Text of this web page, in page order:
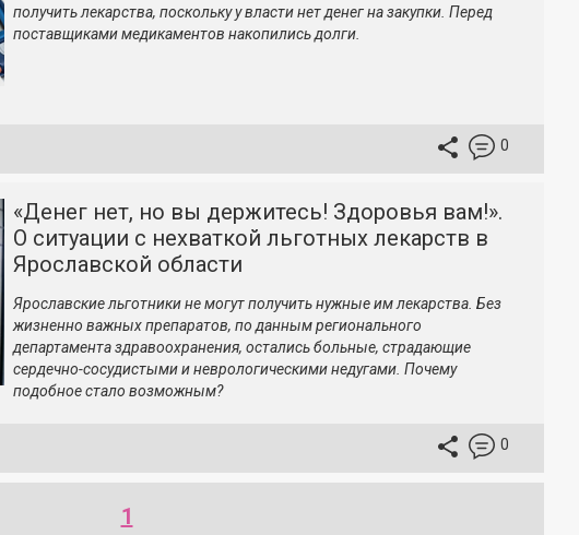
получить лекарства, поскольку у власти нет денег на закупки. Перед
поставщиками медикаментов накопились долги.
0
«Денег нет, но вы держитесь! Здоровья вам!».
О ситуации с нехваткой льготных лекарств в
Ярославской области
Ярославские льготники не могут получить нужные им лекарства. Без
жизненно важных препаратов, по данным регионального
департамента здравоохранения, остались больные, страдающие
сердечно-сосудистыми и неврологическими недугами. Почему
подобное стало возможным?
0
1